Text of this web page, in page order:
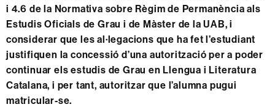
i 4.6 de la Normativa sobre Règim de Permanència als
Estudis Oficials de Grau i de Màster de la UAB, i
considerar que les al·legacions que ha fet l’estudiant
justifiquen la concessió d’una autorització per a poder
continuar els estudis de Grau en Llengua i Literatura
Catalana, i per tant, autoritzar que l’alumna pugui
matricular-se.